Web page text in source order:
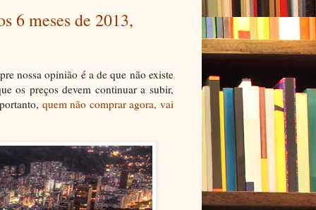
6 meses de 2013,
nossa opinião é a de que não existe
os preços devem continuar a subir,
quem não comprar agora, vai